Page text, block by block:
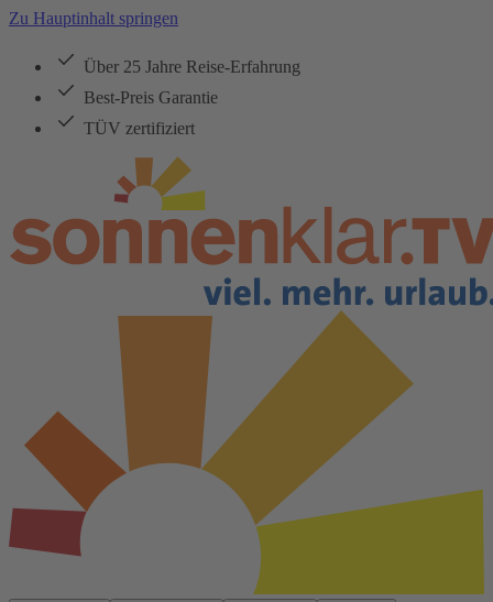
Zu Hauptinhalt springen
Über 25 Jahre Reise-Erfahrung
Best-Preis Garantie
TÜV zertifiziert